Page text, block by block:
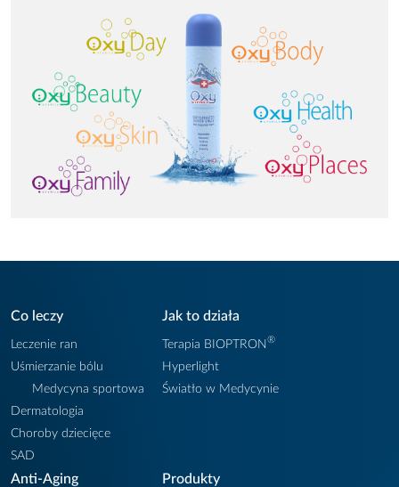
Co leczy
Leczenie ran
Uśmierzanie bólu
Medycyna sportowa
Dermatologia
Choroby dziecięce
SAD
Jak to działa
Terapia BIOPTRON®
Hyperlight
Światło w Medycynie
Anti-Aging Produkty